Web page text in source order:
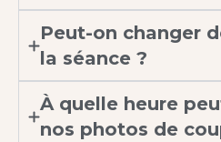
Peut-on changer
la séance ?
À quelle heure
nos photos de